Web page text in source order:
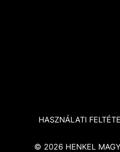
HASZNÁLATI
© 2026 HENKEL